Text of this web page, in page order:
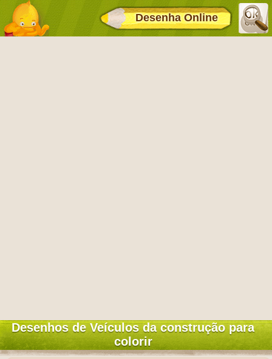
Desenha Online
Desenhos de Veículos da construção para
colorir